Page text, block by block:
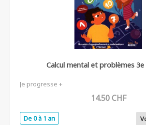
Calcul mental et problèmes
Je progresse +
14.50 CHF
De 0 à 1 an